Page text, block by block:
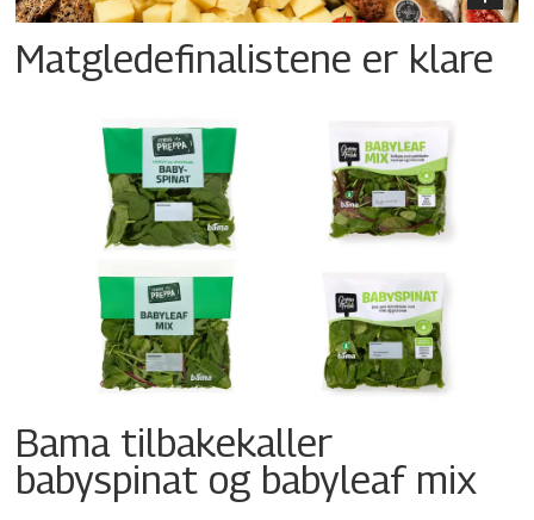
Matgledefinalistene er klare
Bama tilbakekaller
babyspinat og babyleaf mix